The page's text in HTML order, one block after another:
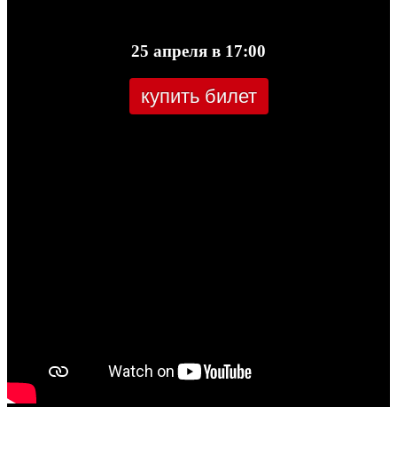
25 апреля в 17:00
купить билет